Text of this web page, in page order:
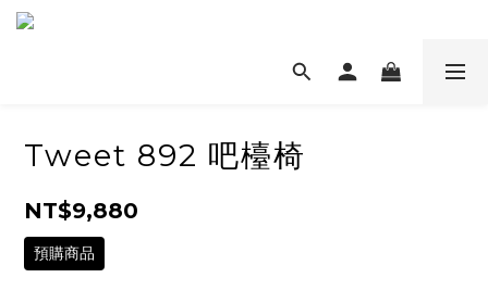
Tweet 892 吧檯椅
NT$9,880
預購商品